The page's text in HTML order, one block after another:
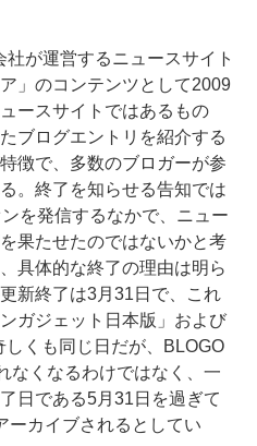
が運営するニュースサイト
」のコンテンツとして2009
ースサイトではあるもの
ブログエントリを紹介する
徴で、多数のブロガーが参
。終了を知らせる告知では
を発信するなかで、ニュー
果たせたのではないかと考
具体的な終了の理由は明ら
新終了は3月31日で、これ
ガジェット日本版」および
しくも同じ日だが、BLOGO
なくなるわけではなく、一
日である5月31日を過ぎて
ーカイブされるとしてい